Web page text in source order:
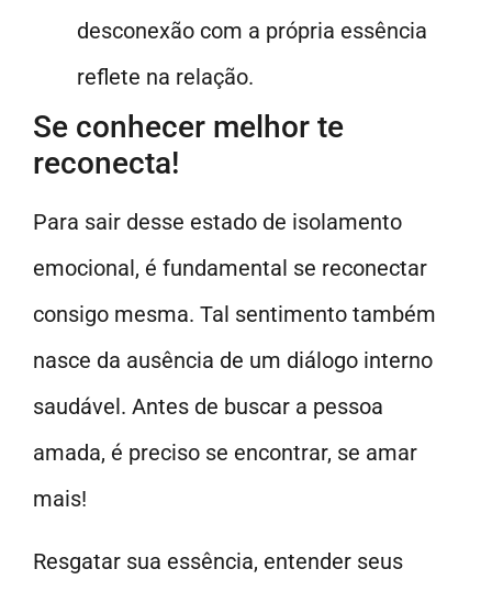
desconexão com a própria essência
reflete na relação.
Se conhecer melhor te
reconecta!
Para sair desse estado de isolamento
emocional, é fundamental se reconectar
consigo mesma. Tal sentimento também
nasce da ausência de um diálogo interno
saudável. Antes de buscar a pessoa
amada, é preciso se encontrar, se amar
mais!
Resgatar sua essência, entender seus